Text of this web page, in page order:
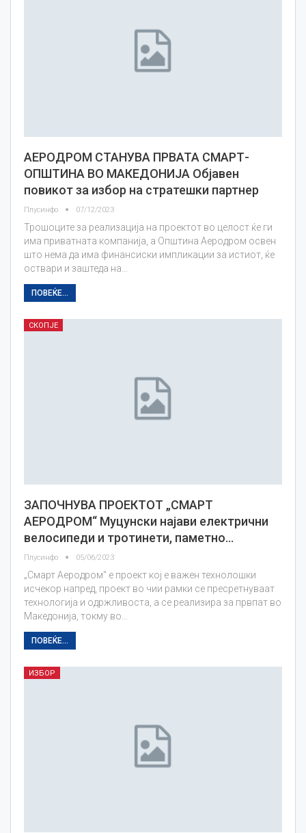
АЕРОДРОМ СТАНУВА ПРВАТА СМАРТ-
ОПШТИНА ВО МАКЕДОНИЈА Објавен
повикот за избор на стратешки партнер
Плусинфо 07/12/2023
Трошоците за реализација на проектот во целост ќе ги
има приватната компанија, а Општина Аеродром освен
што нема да има финансиски импликации за истиот, ќе
оствари и заштеда на…
ПОВЕЌЕ...
СКОПЈЕ
ЗАПОЧНУВА ПРОЕКТОТ „СМАРТ
АЕРОДРОМ“ Муцунски најави електрични
велосипеди и тротинети, паметно…
Плусинфо 05/06/2023
„Смарт Аеродром" е проект кој е важен технолошки
исчекор напред, проект во чии рамки се пресретнуваат
технологија и одржливоста, а се реализира за првпат во
Македонија, токму во…
ПОВЕЌЕ...
ИЗБОР